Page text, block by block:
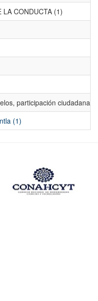
LA CONDUCTA (1)
participación
(1)